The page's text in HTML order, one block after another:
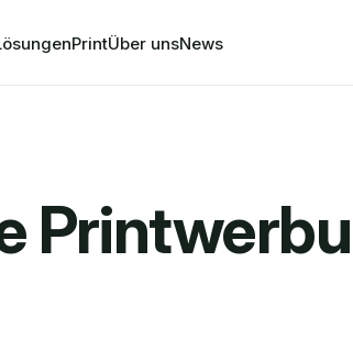
PrintÜber unsNews